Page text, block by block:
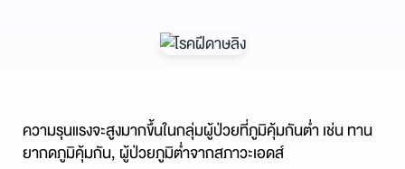
ความรุนแรงจะสูงมากขึ้นในกลุ่มผู้ป่วยที่ภูมิคุ้มกันต่ำ เช่น ทาน
ยากดภูมิคุ้มกัน, ผู้ป่วยภูมิต่ำจากสภาวะเอดส์